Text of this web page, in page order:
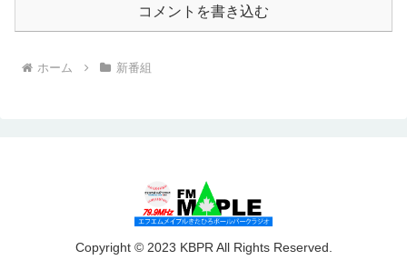
コメントを書き込む
ホーム 新番組
Copyright © 2023 KBPR All Rights Reserved.